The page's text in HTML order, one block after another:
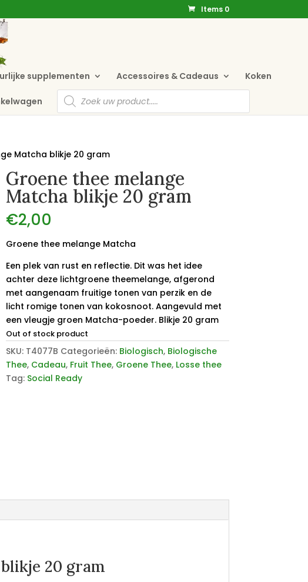
Items 0
supplementen Accessoires & Cadeaus Koken
Producten
zoeken
Matcha blikje 20 gram
Groene thee melange
Matcha blikje 20 gram
€2,00
Groene thee melange Matcha
Een plek van rust en reflectie. Dit was het idee
achter deze lichtgroene theemelange, afgerond
met aangenaam fruitige tonen van perzik en de
licht romige tonen van kokosnoot. Aangevuld met
een vleugje groen Matcha-poeder. Blikje 20 gram
Out of stock product
SKU: T4077B Categorieën: Biologisch, Biologische
Thee, Cadeau, Fruit Thee, Groene Thee, Losse thee
Tag: Social Ready
20 gram